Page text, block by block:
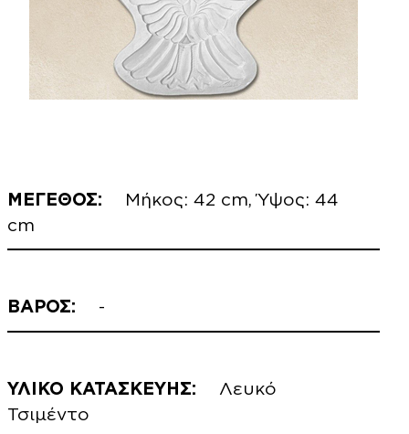
ΜΕΓΕΘΟΣ:
Μήκος: 42 cm, Ύψος: 44
cm
ΒΑΡΟΣ: -
ΥΛΙΚΟ ΚΑΤΑΣΚΕΥΗΣ:
Λευκό
Τσιμέντο